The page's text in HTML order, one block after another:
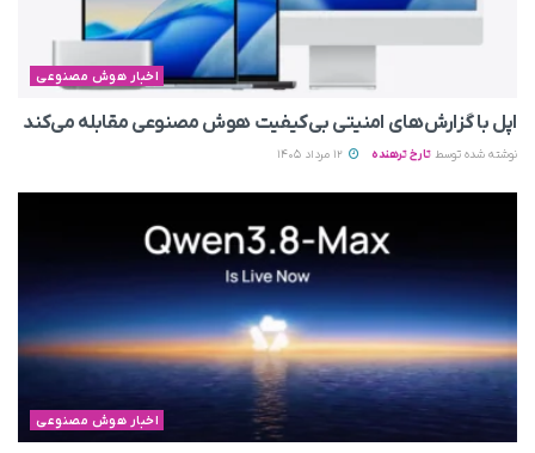
اخبار هوش مصنوعی
اپل با گزارش‌های امنیتی بی‌کیفیت هوش مصنوعی مقابله می‌کند
نوشته شده توسط تارخ ترهنده
اخبار هوش مصنوعی